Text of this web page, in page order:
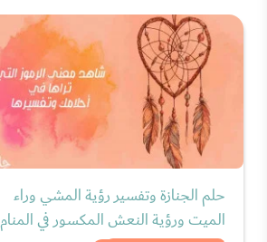
حلم الجنازة وتفسير رؤية المشي وراء
الميت ورؤية النعش المكسور في المنام